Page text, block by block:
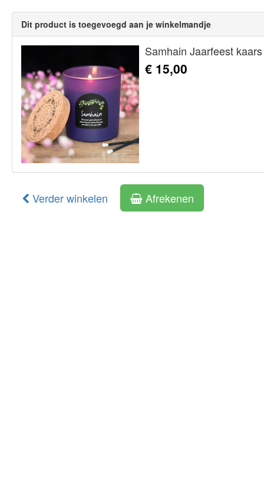
Dit product is toegevoegd aan je winkelmandje
Samhain Jaarfeest kaars
€ 15,00
Verder winkelen Afrekenen